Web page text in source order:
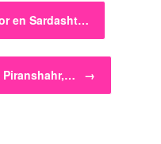
en Sardasht…
→